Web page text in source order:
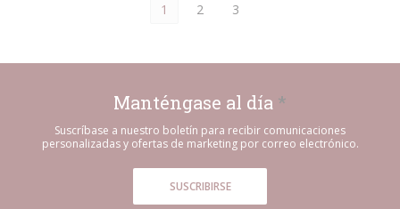
1 2 3
Manténgase al día *
Suscríbase a nuestro boletín para recibir comunicaciones
personalizadas y ofertas de marketing por correo electrónico.
SUSCRIBIRSE